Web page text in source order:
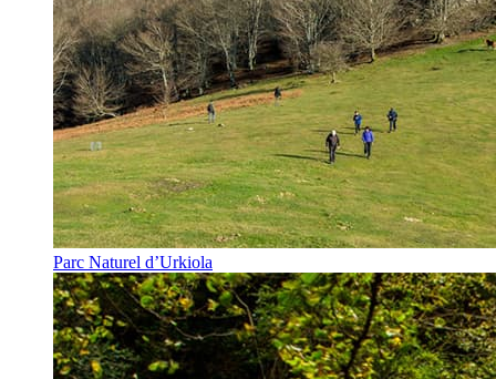
Parc Naturel d’Urkiola